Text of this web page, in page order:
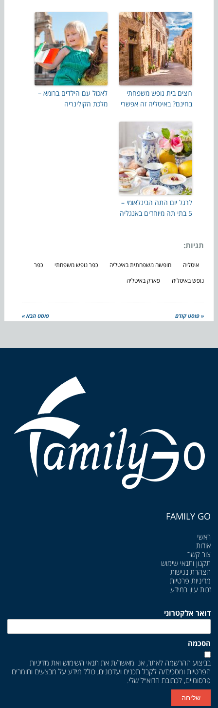
רוצים בית נופש משפחתי
בחינם? באיטליה זה אפשרי
לאכול עם הילדים ברומא –
מלכת הקולינריה
לרגל יום התה הבינלאומי –
5 בתי תה מיוחדים באנגליה
תגיות:
איטליה חופשה משפחתית באיטליה כפר נופש משפחתי
כפר
נופש באיטליה
פארק באיטליה
« פוסט קודם פוסט הבא »
FAMILY GO
ראשי
אודות
צור קשר
תקנון ותנאי שימוש
הצהרת נגישות
מדיניות פרטיות
זכות עיון במידע
דואר אלקטרוני
הסכמה
בביצוע ההרשמה לאתר, אני מאשר/ת את תנאי השימוש ואת מדיניות
הפרטיות ומסכים/ה לקבל תכנים ועדכונים, כולל מידע על מבצעים וחומרים
פרסומיים, לכתובת הדוא״ל שלי.
שליחה